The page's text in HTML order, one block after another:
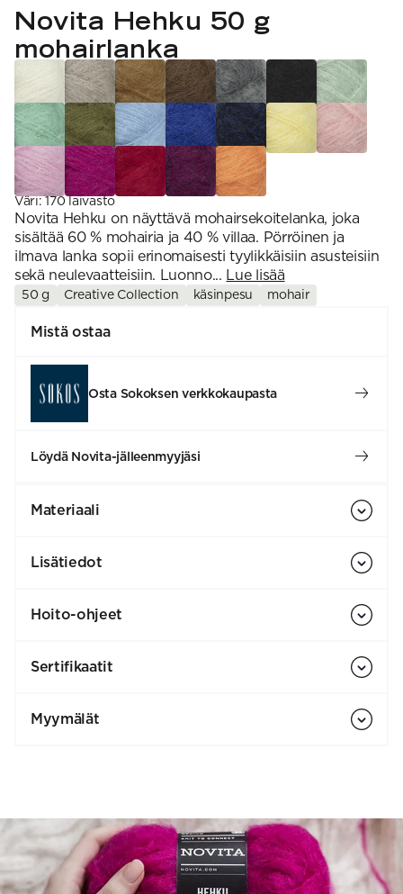
7 Veljestä
Nalle
Wonder Wool
Hehku
1 = ohuin, 7 = paksuin
1. Lace
2. 4-ply
3. Sport
4. DK
5. Aran
6. Chunky
7. Super Chunky
SESONGIN MALLISTOT
SS26 Kirsikka
Simberg & Hanna
Sumari
SS26 Hyvän olon
neuleet
SS26 Auringon
kosketus -
kesämallisto
SS26 Signature
Collection
INSPIROIDU
Yhteisö
Ajankohtaista
Tilaa uutiskirje
Kaikki artikkelit
Novita Hehku 50 g
mohairlanka
Väri:170 laivasto
Novita Hehku on näyttävä mohairsekoitelanka, joka
sisältää 60 % mohairia ja 40 % villaa. Pörröinen ja
ilmava lanka sopii erinomaisesti tyylikkäisiin asusteisiin
sekä neulevaatteisiin. Luonno... Lue lisää
50 g Creative Collection käsinpesu mohair
Mistä ostaa
Osta Sokoksen verkkokaupasta
Löydä Novita-jälleenmyyjäsi
Materiaali
Lisätiedot
Hoito-ohjeet
Sertifikaatit
Myymälät